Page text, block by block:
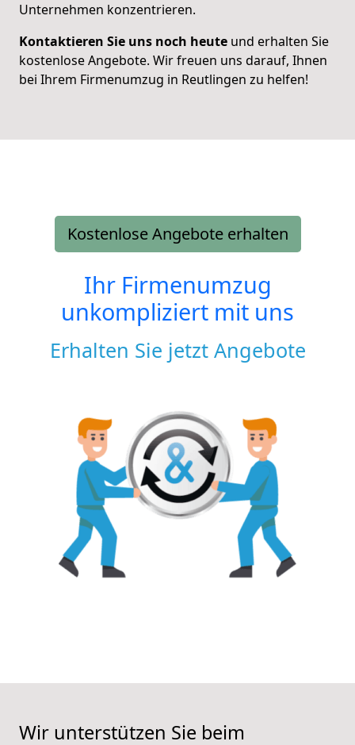
Unternehmen konzentrieren.
Kontaktieren Sie uns noch heute und erhalten Sie
kostenlose Angebote. Wir freuen uns darauf, Ihnen
bei Ihrem Firmenumzug in Reutlingen zu helfen!
Kostenlose Angebote erhalten
Ihr Firmenumzug
unkompliziert mit uns
Erhalten Sie jetzt Angebote
Wir unterstützen Sie beim